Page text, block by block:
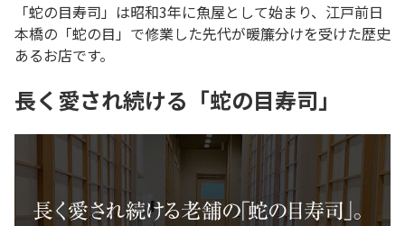
「蛇の目寿司」は昭和3年に魚屋として始まり、江戸前日
本橋の「蛇の目」で修業した先代が暖簾分けを受けた歴史
あるお店です。
長く愛され続ける「蛇の目寿司」